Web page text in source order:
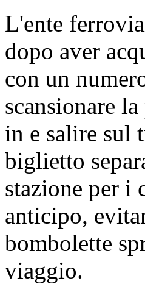
L'ente
dopo aver
con un
scansionare
in e salire sul
biglietto
stazione per i
anticipo,
bombolette
viaggio.